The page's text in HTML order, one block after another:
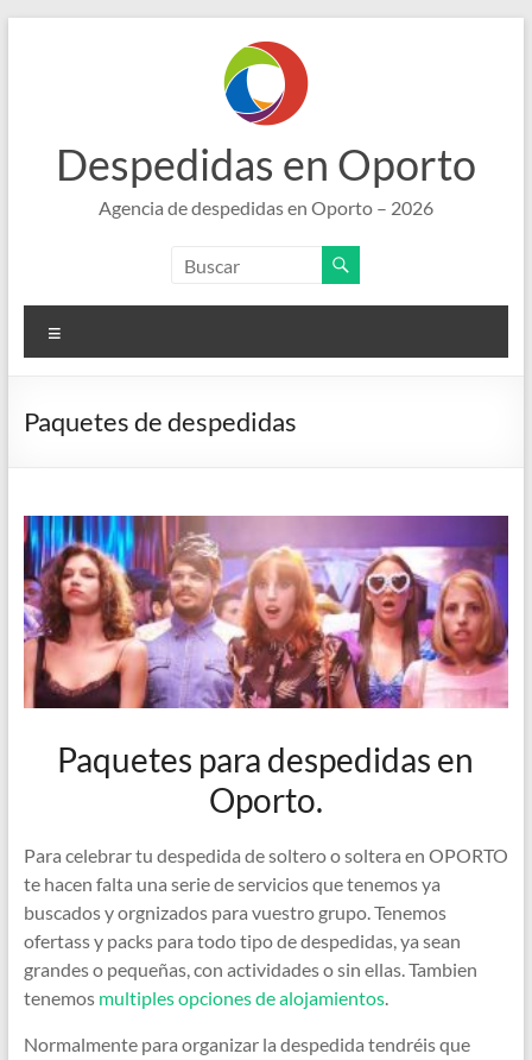
Despedidas en Oporto
Agencia de despedidas en Oporto – 2026
Paquetes de despedidas
Paquetes para despedidas en
Oporto.
Para celebrar tu despedida de soltero o soltera en OPORTO
te hacen falta una serie de servicios que tenemos ya
buscados y orgnizados para vuestro grupo. Tenemos
ofertass y packs para todo tipo de despedidas, ya sean
grandes o pequeñas, con actividades o sin ellas. Tambien
tenemos multiples opciones de alojamientos.
Normalmente para organizar la despedida tendréis que